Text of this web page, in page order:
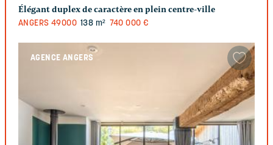
Élégant duplex de caractère en plein centre-ville
ANGERS 49000 138 m² 740 000 €
AGENCE ANGERS